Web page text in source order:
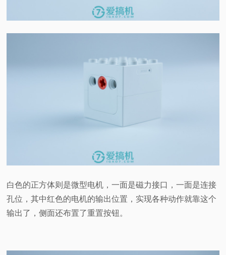
白色的正方体则是微型电机，一面是磁力接口，一面是连接
孔位，其中红色的电机的输出位置，实现各种动作就靠这个
输出了，侧面还布置了重置按钮。